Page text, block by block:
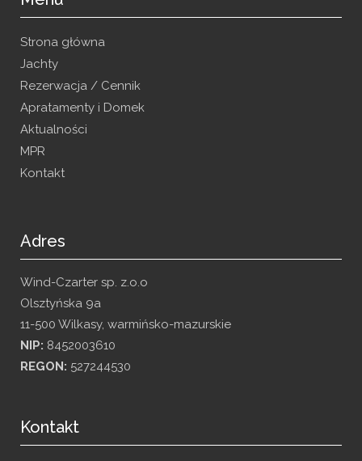
Strona główna
Jachty
Rezerwacja / Cennik
Apratamenty i Domek
Aktualności
MPR
Kontakt
Adres
Wind-Czarter sp. z.o.o
Olsztyńska 9a
11-500 Wilkasy, warmińsko-mazurskie
NIP: 8452003610
REGON: 527244530
Kontakt